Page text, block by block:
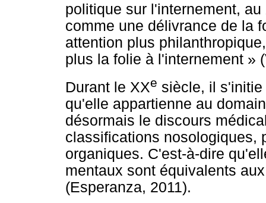
politique sur l'internement, au
comme une délivrance de la
attention plus
plus la folie à l'internement »
Durant le XXe siècle, il
qu'elle appartienne au
désormais le discours
classifications nosologiques,
organiques. C'est-à-dire
mentaux sont équivalents
(Esperanza, 2011).